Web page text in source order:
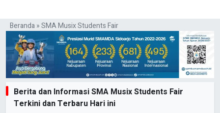
Beranda»SMA Musix Students Fair
Berita dan Informasi SMA Musix Students Fair
Terkini dan Terbaru Hari ini